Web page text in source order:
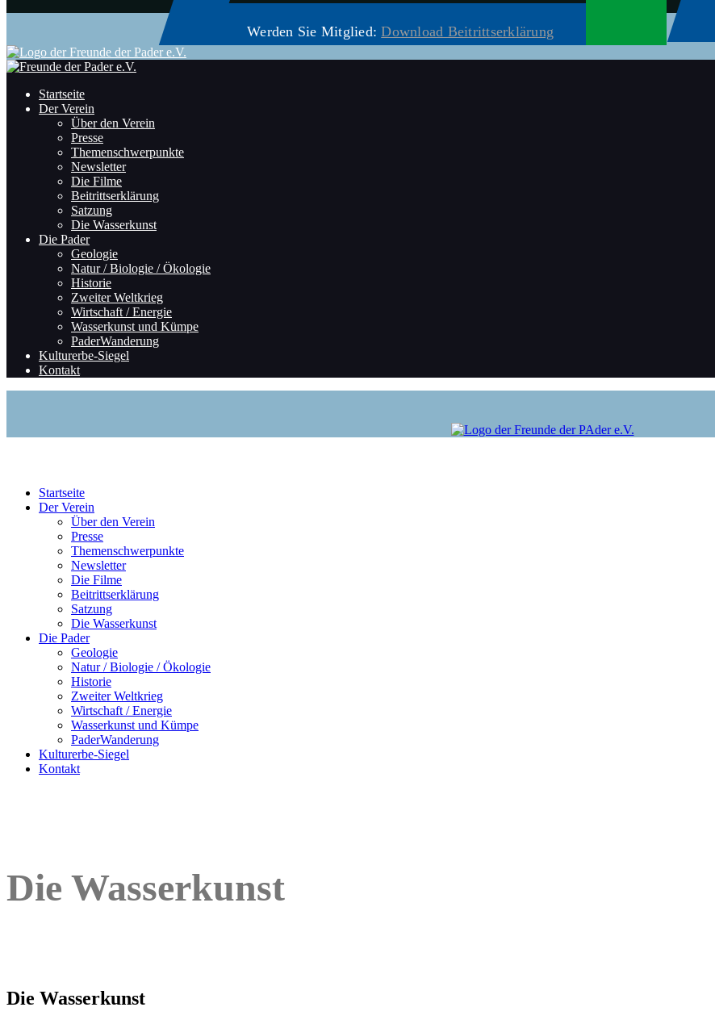
Werden Sie Mitglied:Download Beitrittserklärung
Startseite
Der Verein
Über den Verein
Presse
Themenschwerpunkte
Newsletter
Die Filme
Beitrittserklärung
Satzung
Die Wasserkunst
Die Pader
Geologie
Natur / Biologie / Ökologie
Historie
Zweiter Weltkrieg
Wirtschaft / Energie
Wasserkunst und Kümpe
PaderWanderung
Kulturerbe-Siegel
Kontakt
Startseite
Der Verein
Über den Verein
Presse
Themenschwerpunkte
Newsletter
Die Filme
Beitrittserklärung
Satzung
Die Wasserkunst
Die Pader
Geologie
Natur / Biologie / Ökologie
Historie
Zweiter Weltkrieg
Wirtschaft / Energie
Wasserkunst und Kümpe
PaderWanderung
Kulturerbe-Siegel
Kontakt
Die Wasserkunst
Die Wasserkunst